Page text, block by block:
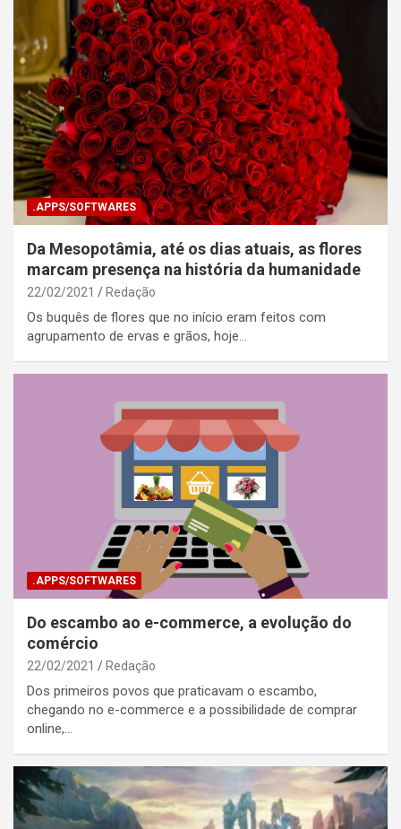
.APPS/SOFTWARES
Da Mesopotâmia, até os dias atuais, as flores
marcam presença na história da humanidade
22/02/2021 Redação
Os buquês de flores que no início eram feitos com
agrupamento de ervas e grãos, hoje…
.APPS/SOFTWARES
Do escambo ao e-commerce, a evolução do
comércio
22/02/2021 Redação
Dos primeiros povos que praticavam o escambo,
chegando no e-commerce e a possibilidade de comprar
online,…